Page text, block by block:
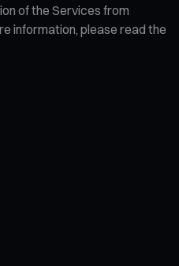
of the Services from
information, please read the